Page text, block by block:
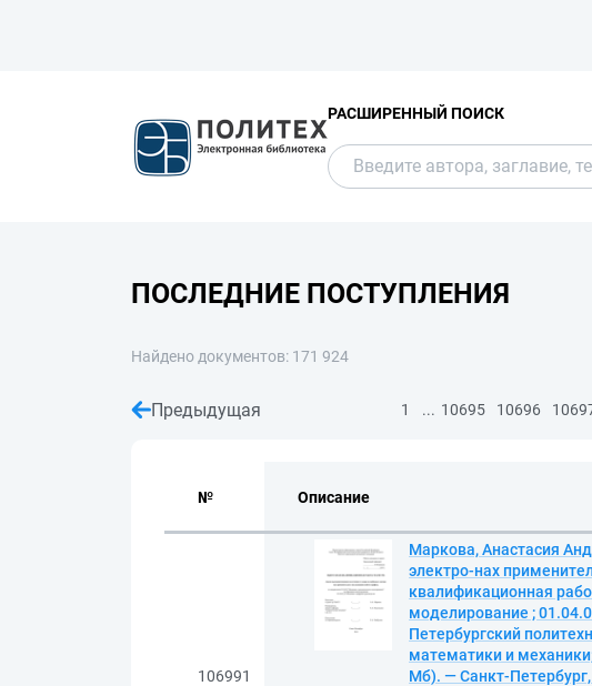
РАСШИРЕННЫЙ ПОИСК
ПОСЛЕДНИЕ ПОСТУПЛЕНИЯ
Найдено документов: 171 924
Предыдущая 1 ... 10695 10696
№ Описание
106991
Маркова, Анастасия
электро-нах
квалификационная
моделирование ;
Петербургский
математики и
Мб). — Санкт-